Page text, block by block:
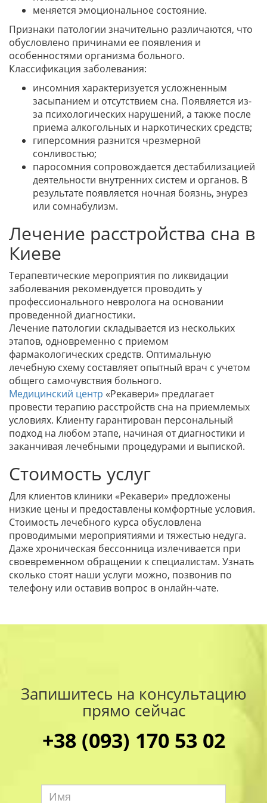
меняется эмоциональное состояние.
Признаки патологии значительно различаются, что
обусловлено причинами ее появления и
особенностями организма больного.
Классификация заболевания:
инсомния характеризуется усложненным
засыпанием и отсутствием сна. Появляется из-
за психологических нарушений, а также после
приема алкогольных и наркотических средств;
гиперсомния разнится чрезмерной
сонливостью;
паросомния сопровождается дестабилизацией
деятельности внутренних систем и органов. В
результате появляется ночная боязнь, энурез
или сомнабулизм.
Лечение расстройства сна в
Киеве
Терапевтические мероприятия по ликвидации
заболевания рекомендуется проводить у
профессионального невролога на основании
проведенной диагностики.
Лечение патологии складывается из нескольких
этапов, одновременно с приемом
фармакологических средств. Оптимальную
лечебную схему составляет опытный врач с учетом
общего самочувствия больного.
Медицинский центр «Рекавери» предлагает
провести терапию расстройств сна на приемлемых
условиях. Клиенту гарантирован персональный
подход на любом этапе, начиная от диагностики и
заканчивая лечебными процедурами и выпиской.
Стоимость услуг
Для клиентов клиники «Рекавери» предложены
низкие цены и предоставлены комфортные условия.
Стоимость лечебного курса обусловлена
проводимыми мероприятиями и тяжестью недуга.
Даже хроническая бессонница излечивается при
своевременном обращении к специалистам. Узнать
сколько стоят наши услуги можно, позвонив по
телефону или оставив вопрос в онлайн-чате.
Запишитесь на консультацию
прямо сейчас
+38 (093) 170 53 02